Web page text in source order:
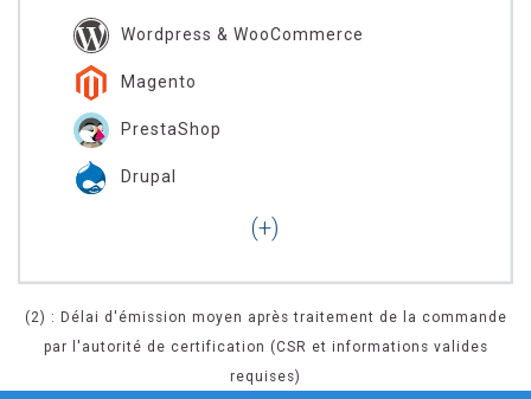
Wordpress & WooCommerce
Magento
PrestaShop
Drupal
(2) : Délai d'émission moyen après traitement de la commande
par l'autorité de certification (CSR et informations valides
requises)